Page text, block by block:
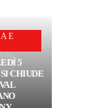
E
5
CHIUDE